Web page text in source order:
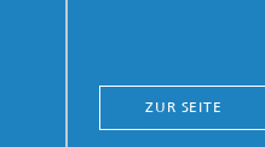
ZUR SEITE